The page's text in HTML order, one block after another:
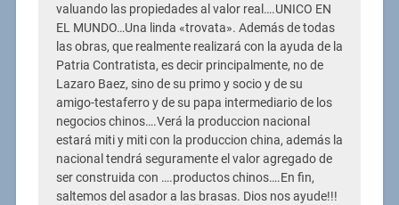
valuando las propiedades al valor real….UNICO EN
EL MUNDO…Una linda «trovata». Además de todas
las obras, que realmente realizará con la ayuda de la
Patria Contratista, es decir principalmente, no de
Lazaro Baez, sino de su primo y socio y de su
amigo-testaferro y de su papa intermediario de los
negocios chinos….Verá la produccion nacional
estará miti y miti con la produccion china, además la
nacional tendrá seguramente el valor agregado de
ser construida con ….productos chinos….En fin,
saltemos del asador a las brasas. Dios nos ayude!!!